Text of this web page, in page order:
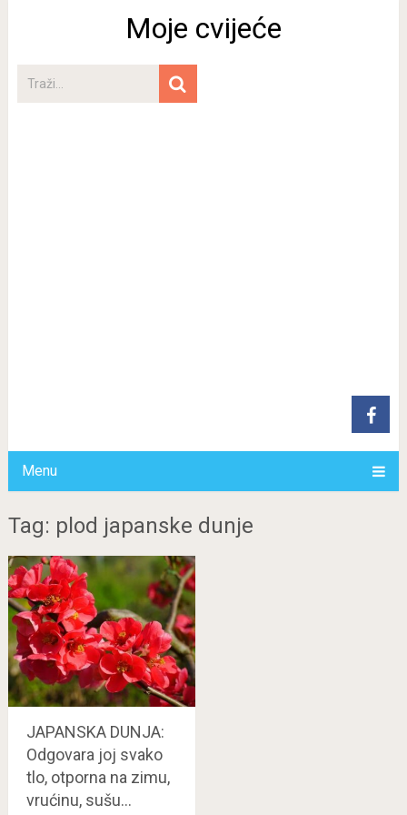
Moje cvijeće
Menu
Tag: plod japanske dunje
JAPANSKA DUNJA:
Odgovara joj svako
tlo, otporna na zimu,
vrućinu, sušu…